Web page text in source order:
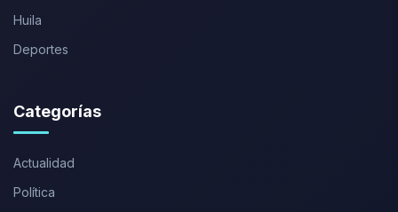
Huila
Deportes
Categorías
Actualidad
Política